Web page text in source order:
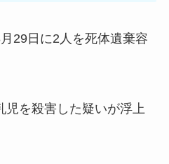
29日に2人を死体遺棄容
児を殺害した疑いが浮上